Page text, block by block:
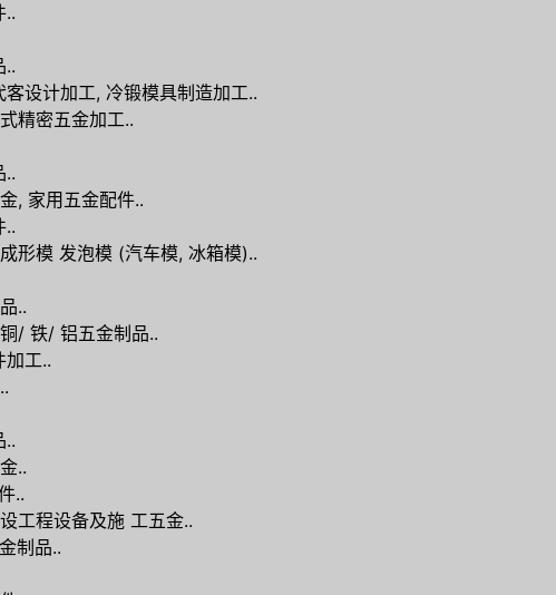
..
..
客设计加工, 冷锻模具制造加工..
精密五金加工..
..
, 家用五金配件..
..
形模 发泡模 (汽车模, 冰箱模)..
..
铜/ 铁/ 铝五金制品..
加工..
..
..
..
工程设备及施 工五金..
制品..